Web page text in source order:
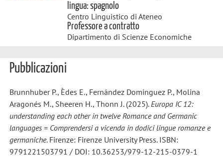
lingua: spagnolo
Centro Linguistico di Ateneo
Professore a contratto
Dipartimento di Scienze Economiche
Pubblicazioni
Brunnhuber P., Èdes E., Fernández Dominguez P., Molina
Aragonés M., Sheeren H., Thonn J. (2025). Europa IC 12:
understanding each other in twelve Romance and Germanic
languages = Comprendersi a vicenda in dodici lingue romanze e
germaniche. Firenze: Firenze University Press. ISBN:
9791221503791 / DOI: 10.36253/979-12-215-0379-1